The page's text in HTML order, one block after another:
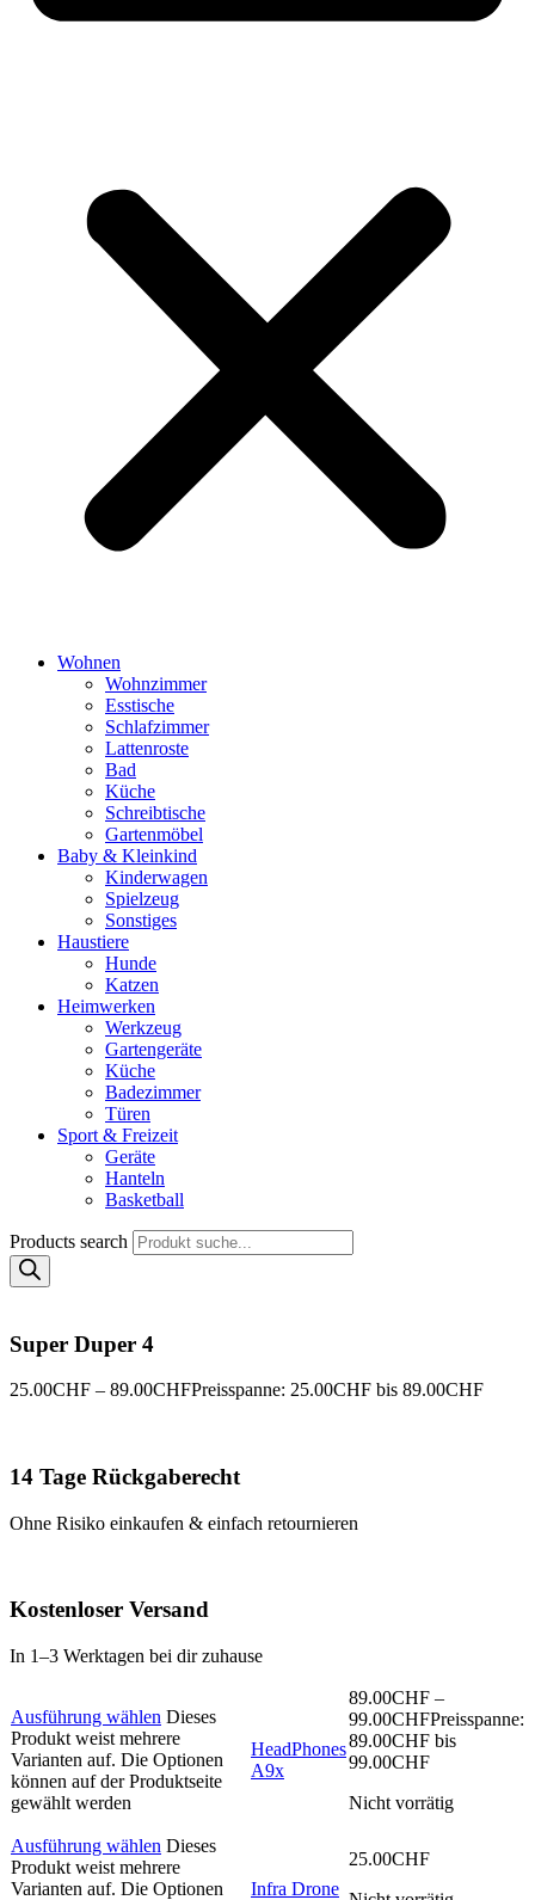
Wohnen
Wohnzimmer
Esstische
Schlafzimmer
Lattenroste
Bad
Küche
Schreibtische
Gartenmöbel
Baby & Kleinkind
Kinderwagen
Spielzeug
Sonstiges
Haustiere
Hunde
Katzen
Heimwerken
Werkzeug
Gartengeräte
Küche
Badezimmer
Türen
Sport & Freizeit
Geräte
Hanteln
Basketball
Products search
Super Duper 4
25.00CHF – 89.00CHFPreisspanne: 25.00CHF bis 89.00CHF
14 Tage Rückgaberecht
Ohne Risiko einkaufen & einfach retournieren
Kostenloser Versand
In 1–3 Werktagen bei dir zuhause
Ausführung wählen Dieses
Produkt weist mehrere
Varianten auf. Die Optionen
können auf der Produktseite
gewählt werden
HeadPhones
A9x
89.00CHF –
99.00CHFPreisspanne:
89.00CHF bis
99.00CHF
Nicht vorrätig
Ausführung wählen Dieses
Produkt weist mehrere
Varianten auf. Die Optionen
Infra Drone
25.00CHF